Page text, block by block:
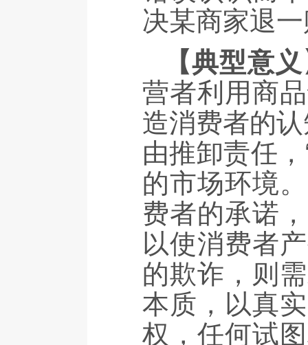
决某商家退
【典型意
营者利用商
造消费者的
由推卸责任
的市场环境
费者的承诺
以使消费者
的欺诈，则
本质，以真
权，任何试